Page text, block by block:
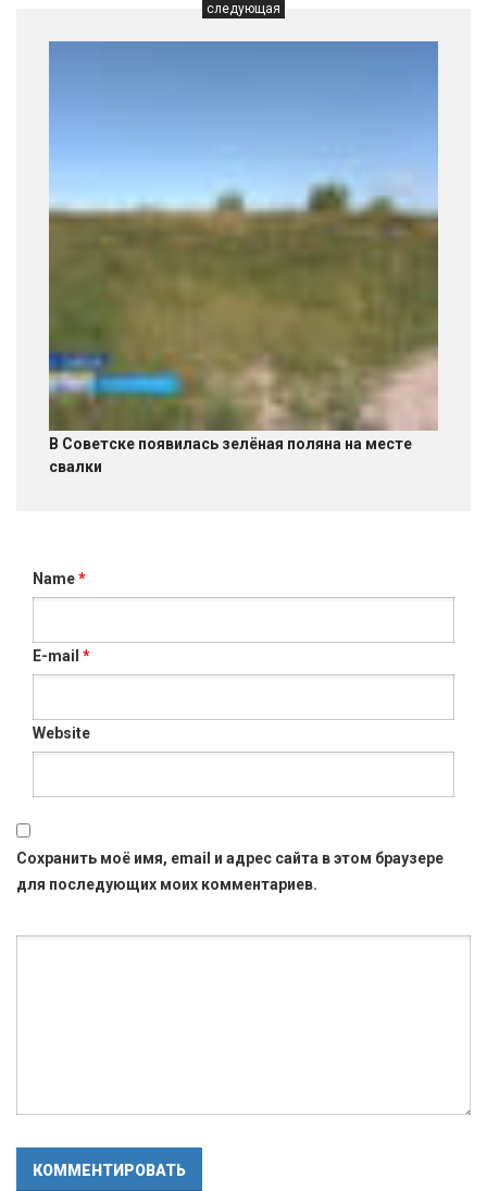
следующая
В Советске появилась зелёная поляна на месте
свалки
Name*
E-mail *
Website
Сохранить моё имя, email и адрес сайта в этом браузере
для последующих моих комментариев.